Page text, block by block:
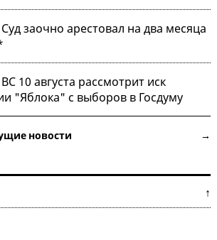
Суд заочно арестовал на два месяца
ВС 10 августа рассмотрит иск
"Яблока" с выборов в Госдуму
новости →
персон ↑